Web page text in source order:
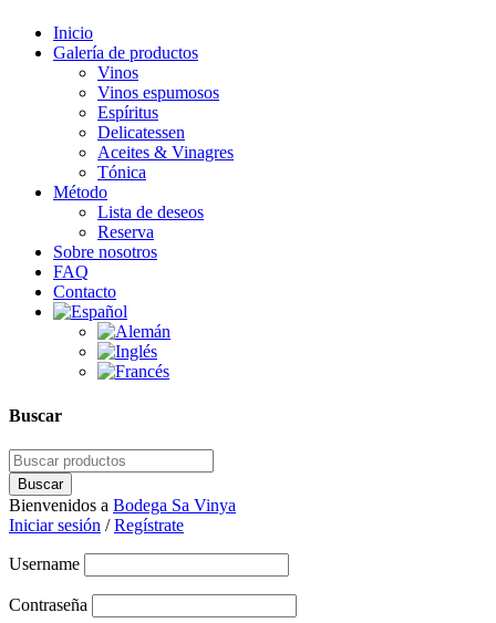
Inicio
Galería de productos
Vinos
Vinos espumosos
Espíritus
Delicatessen
Aceites & Vinagres
Tónica
Método
Lista de deseos
Reserva
Sobre nosotros
FAQ
Contacto
Buscar
Bienvenidos a Bodega Sa Vinya
Iniciar sesión /Regístrate
Username
Contraseña